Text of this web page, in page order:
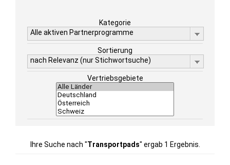
Kategorie
Alle aktiven Partnerprogramme
Sortierung
nach Relevanz (nur Stichwortsuche)
Vertriebsgebiete
Ihre Suche nach "Transportpads" ergab 1 Ergebnis.